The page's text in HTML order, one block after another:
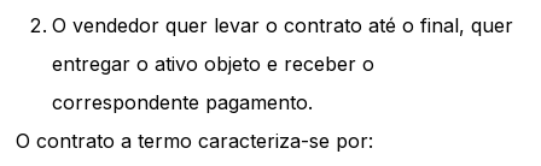
O vendedor quer levar o contrato até o final, quer
entregar o ativo objeto e receber o
correspondente pagamento.
O contrato a termo caracteriza-se por: